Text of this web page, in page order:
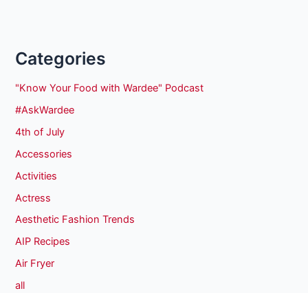
Categories
"Know Your Food with Wardee" Podcast
#AskWardee
4th of July
Accessories
Activities
Actress
Aesthetic Fashion Trends
AIP Recipes
Air Fryer
all